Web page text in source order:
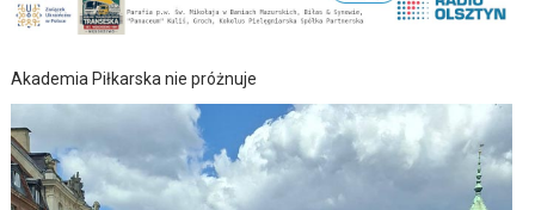
Akademia Piłkarska nie próżnuje